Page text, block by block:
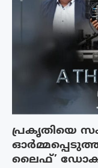
പ്രകൃതിയെ
ലൈഫ്’